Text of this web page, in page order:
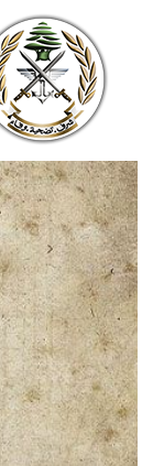
تجاوز إلى المحتوى
Skip to navigation